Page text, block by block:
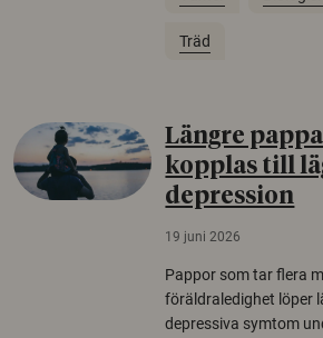
Träd
Längre
kopplas till
depression
19 juni 2026
Pappor som tar flera
föräldraledighet löper
depressiva symtom